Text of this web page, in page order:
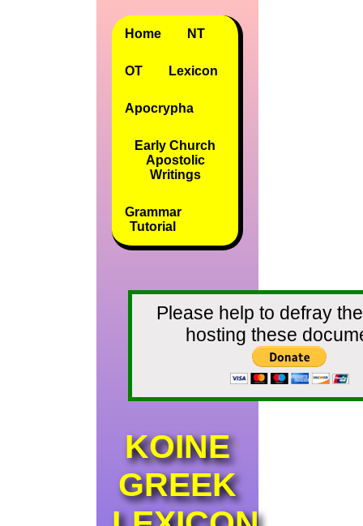
Home NT
OT Lexicon
Apocrypha
Early Church
Apostolic
Writings
Grammar
Tutorial
Please help to defray
hosting these
KOINE
GREEK